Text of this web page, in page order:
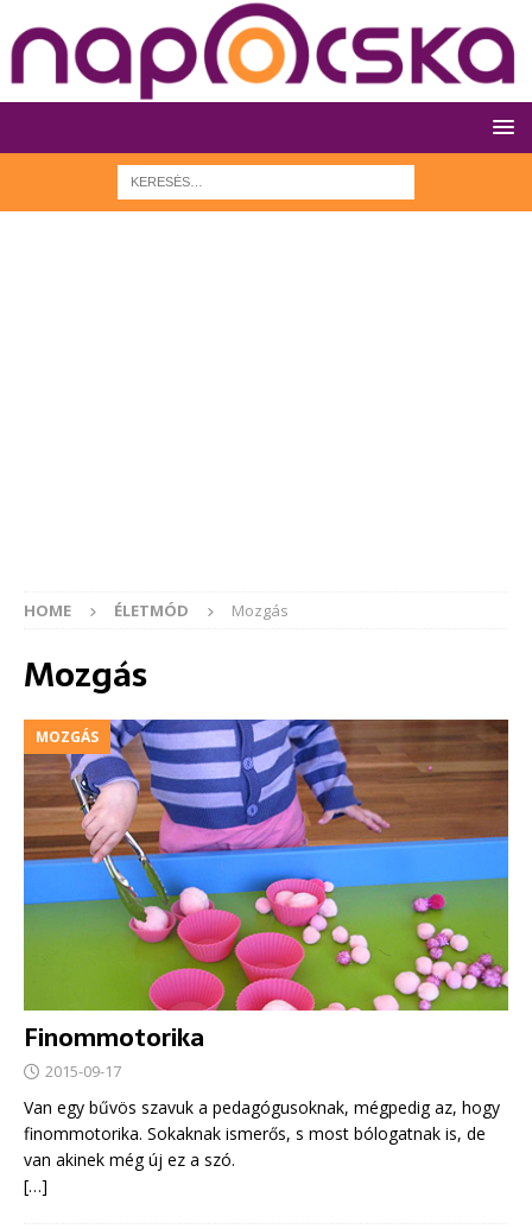
HOME ÉLETMÓD Mozgás
Mozgás
MOZGÁS
Finommotorika
2015-09-17
Van egy bűvös szavuk a pedagógusoknak, mégpedig az, hogy
finommotorika. Sokaknak ismerős, s most bólogatnak is, de
van akinek még új ez a szó.
[…]